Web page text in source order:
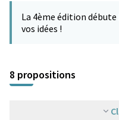
−
La 4ème édition
vos idées !
8 propositions